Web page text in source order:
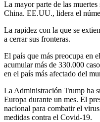
La mayor parte de las
China. EE.UU., lidera el
La rapidez con la que se
a cerrar sus fronteras.
El país que más preocupa en
acumular más de 330.000
en el país más afectado del
La Administración Trump ha
Europa durante un mes. El
nacional para combatir el
medidas contra el Covid-19.